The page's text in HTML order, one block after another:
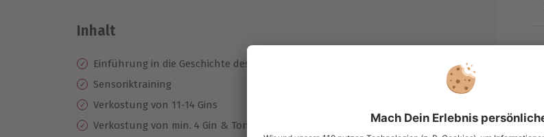
Inhalt
Einführung in die Geschichte des Gins
Sensoriktraining
Verkostung von 11-14 Gins
Verkostung von min. 4 Gin & Tonic-Variationen